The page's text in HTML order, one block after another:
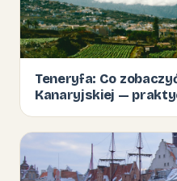
Teneryfa: Co
Kanaryjskiej —